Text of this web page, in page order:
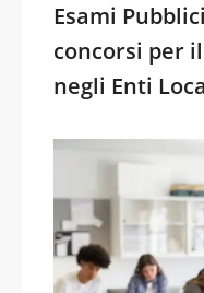
Esami
concorsi per
negli Enti